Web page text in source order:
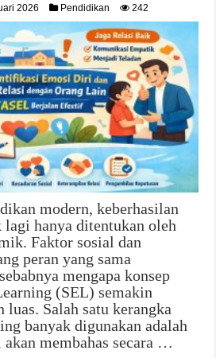
2026 Pendidikan 242
modern, keberhasilan
hanya ditentukan oleh
Faktor sosial dan
peran yang sama
mengapa konsep
(SEL) semakin
luas. Salah satu kerangka
banyak digunakan adalah
membahas secara …